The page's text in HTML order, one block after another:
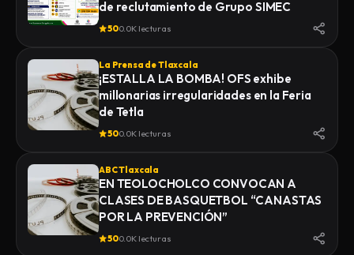
de reclutamiento de Grupo SIMEC
500.0K lecturas
La Prensa de Tlaxcala
¡ESTALLA LA BOMBA! OFS exhibe
millonarias irregularidades en la Feria
de Tetla
500.0K lecturas
ABC Tlaxcala
EN TEOLOCHOLCO CONVOCAN A
CLASES DE BASQUETBOL “CANASTAS
POR LA PREVENCIÓN”
500.0K lecturas